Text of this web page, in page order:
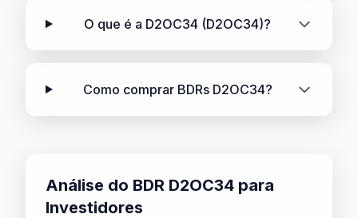
O que é a D2OC34 (D2OC34)?
Como comprar BDRs D2OC34?
Análise do BDR D2OC34 para
Investidores